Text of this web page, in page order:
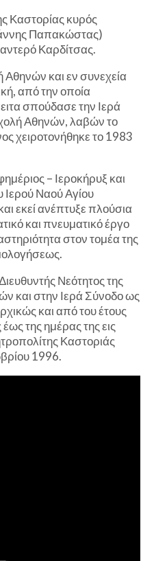
Καστορίας κυρός
Παπακώστας)
Καρδίτσας.
Αθηνών και εν συνεχεία
από την οποία
σπούδασε την Ιερά
Αθηνών, λαβών το
χειροτονήθηκε το 1983
– Ιεροκήρυξ και
Ιερού Ναού Αγίου
εκεί ανέπτυξε πλούσια
και πνευματικό έργο
στον τομέα της
Νεότητος της
και στην Ιερά Σύνοδο ως
και από του έτους
της ημέρας της εις
Καστοριάς
1996.